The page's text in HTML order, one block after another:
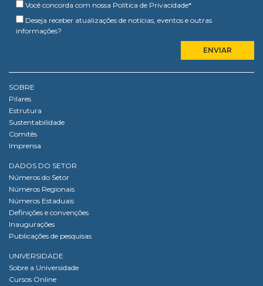
Você concorda com nossa Política de Privacidade*
Deseja receber atualizações de notícias, eventos e outras
informações?
SOBRE
Pilares
Estrutura
Sustentabilidade
Comitês
Imprensa
DADOS DO SETOR
Números do Setor
Números Regionais
Números Estaduais
Definições e convenções
Inaugurações
Publicações de pesquisas
UNIVERSIDADE
Sobre a Universidade
Cursos Online